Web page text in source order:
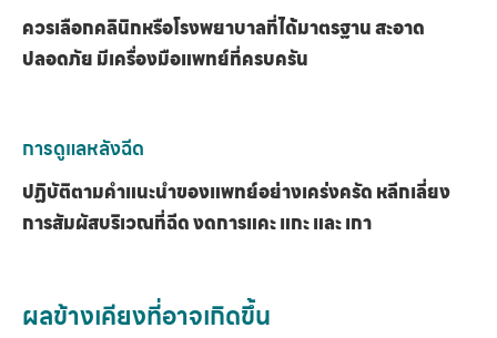
ควรเลือกคลินิกหรือโรงพยาบาลที่ได้มาตรฐาน สะอาด
ปลอดภัย มีเครื่องมือแพทย์ที่ครบครัน
การดูแลหลังฉีด
ปฏิบัติตามคำแนะนำของแพทย์อย่างเคร่งครัด หลีกเลี่ยง
การสัมผัสบริเวณที่ฉีด งดการแคะ แกะ และ เกา
ผลข้างเคียงที่อาจเกิดขึ้น